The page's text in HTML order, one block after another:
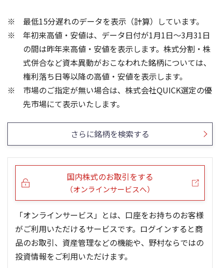
13週移動平均 26週移動平均 出来高(百万)
1,100
1,300
1,400
1,500
0
3
5ヶ月移動平均 25ヶ月移動平均 出来高(千)
1,000
1,300
1,400
1,500
1,600
1,700
0
1,500
最低15分遅れのデータを表示（計算）しています。
年初来高値・安値は、データ日付が1月1日～3月31日
の間は昨年来高値・安値を表示します。株式分割・株
式併合など資本異動がおこなわれた銘柄については、
権利落ち日等以降の高値・安値を表示します。
市場のご指定が無い場合は、株式会社QUICK選定の優
先市場にて表示いたします。
さらに銘柄を検索する
国内株式のお取引をする
（オンラインサービスへ）
「オンラインサービス」とは、口座をお持ちのお客様
がご利用いただけるサービスです。ログインすると商
品のお取引、資産管理などの機能や、野村ならではの
投資情報をご利用いただけます。